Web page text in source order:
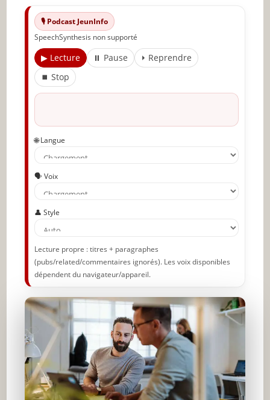
Partager l'amour
🎙️ Podcast JeunInfo
SpeechSynthesis non supporté
▶ Lecture ⏸ Pause
⏵ Reprendre
⏹ Stop
🌐 Langue
🗣️ Voix
👤 Style
Lecture propre : titres + paragraphes
(pubs/related/commentaires ignorés). Les voix disponibles
dépendent du navigateur/appareil.